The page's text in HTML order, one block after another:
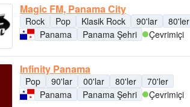
Magic FM, Panama City
Rock Pop Klasik Rock 90'lar 80'ler
Panama
Panama Şehri Çevrimiçi
Infinity Panama
Pop 90'lar 00'lar 80'ler
70'ler
Panama
Panama Şehri Çevrimiçi